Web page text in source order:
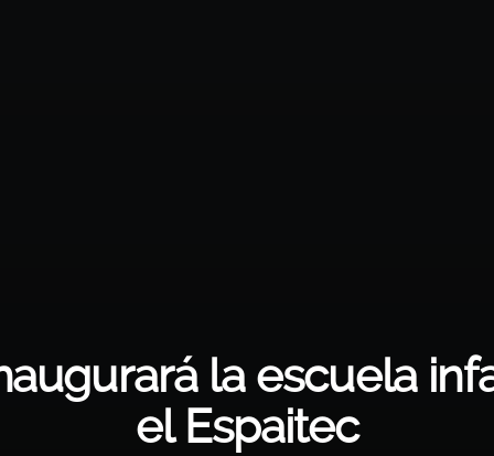
la escuela
el Espaitec